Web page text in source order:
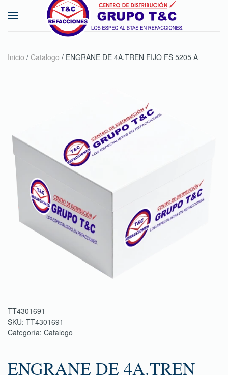
Skip to main content
Inicio / Catalogo / ENGRANE DE 4A.TREN FIJO FS 5205 A
TT4301691
SKU: TT4301691
Categoría: Catalogo
ENGRANE DE 4A.TREN